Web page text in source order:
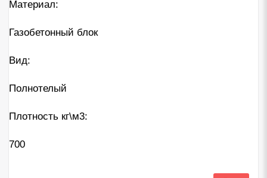
Материал:
Газобетонный блок
Вид:
Полнотелый
Плотность кг\м3:
700